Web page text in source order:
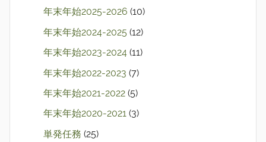
年末年始2025-2026 (10)
年末年始2024-2025 (12)
年末年始2023-2024 (11)
年末年始2022-2023 (7)
年末年始2021-2022 (5)
年末年始2020-2021 (3)
単発任務 (25)